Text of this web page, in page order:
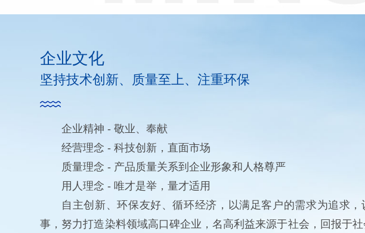
企业文化
坚持技术创新、质量至上、注重环保
企业精神 - 敬业、奉献
经营理念 - 科技创新，直面市场
质量理念 - 产品质量关系到企业形象和人格尊严
用人理念 - 唯才是举，量才适用
自主创新、环保友好、循环经济，以满足客户的需求为追求，
事，努力打造染料领域高口碑企业，名高利益来源于社会，回报于